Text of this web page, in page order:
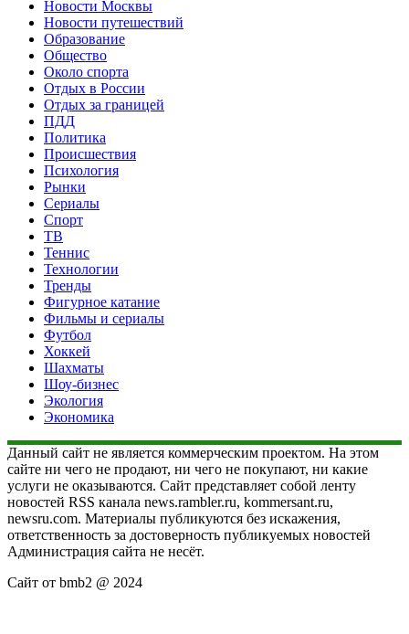
Новости Москвы
Новости путешествий
Образование
Общество
Около спорта
Отдых в России
Отдых за границей
ПДД
Политика
Происшествия
Психология
Рынки
Сериалы
Спорт
ТВ
Теннис
Технологии
Тренды
Фигурное катание
Фильмы и сериалы
Футбол
Хоккей
Шахматы
Шоу-бизнес
Экология
Экономика
Данный сайт не является коммерческим проектом. На этом
сайте ни чего не продают, ни чего не покупают, ни какие
услуги не оказываются. Сайт представляет собой ленту
новостей RSS канала news.rambler.ru, kommersant.ru,
newsru.com. Материалы публикуются без искажения,
ответственность за достоверность публикуемых новостей
Администрация сайта не несёт.
Сайт от bmb2 @ 2024